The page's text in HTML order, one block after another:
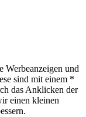
Werbeanzeigen und
sind mit einem *
das Anklicken der
einen kleinen